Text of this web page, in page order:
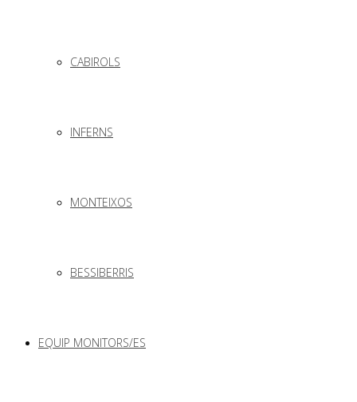
CABIROLS
INFERNS
MONTEIXOS
BESSIBERRIS
EQUIP MONITORS/ES